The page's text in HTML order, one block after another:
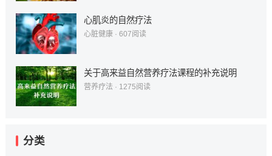
心肌炎的自然疗法
心脏健康· 607阅读
关于高来益自然营养疗法课程的补充说明
营养疗法 · 1275阅读
分类